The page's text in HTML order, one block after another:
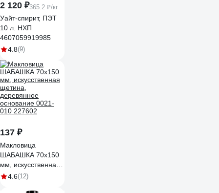
2 120 ₽365.2 ₽/кг
Уайт-спирит, ПЭТ
10 л. НХП
4607059919985
4.8(9)
137 ₽
Макловица
ШАБАШКА 70x150
мм, искусственная
щетина,
4.6(12)